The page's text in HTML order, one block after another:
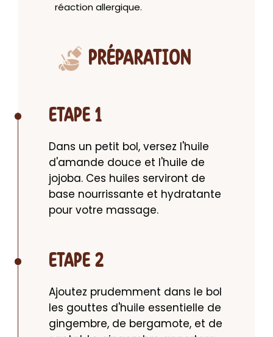
réaction allergique.
PRÉPARATION
ETAPE 1
Dans un petit bol, versez l'huile
d'amande douce et l'huile de
jojoba. Ces huiles serviront de
base nourrissante et hydratante
pour votre massage.
ETAPE 2
Ajoutez prudemment dans le bol
les gouttes d'huile essentielle de
gingembre, de bergamote, et de